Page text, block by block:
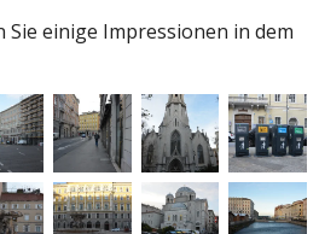
Sie einige Impressionen in dem